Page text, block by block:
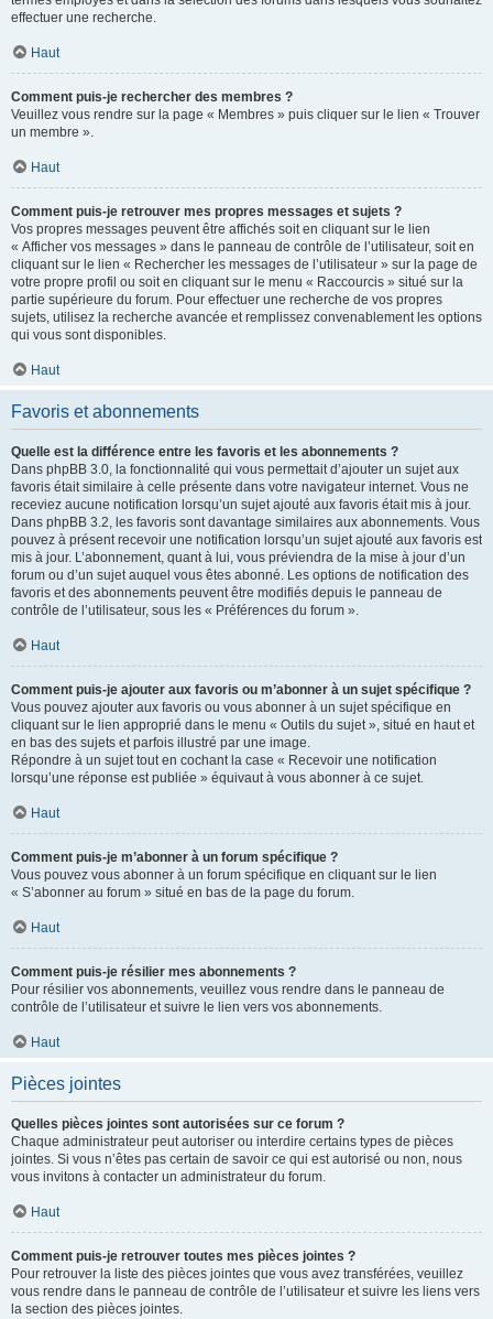
effectuer une recherche.
Haut
Comment puis-je rechercher des membres ?
Veuillez vous rendre sur la page « Membres » puis cliquer sur le lien « Trouver
un membre ».
Haut
Comment puis-je retrouver mes propres messages et sujets ?
Vos propres messages peuvent être affichés soit en cliquant sur le lien
« Afficher vos messages » dans le panneau de contrôle de l’utilisateur, soit en
cliquant sur le lien « Rechercher les messages de l’utilisateur » sur la page de
votre propre profil ou soit en cliquant sur le menu « Raccourcis » situé sur la
partie supérieure du forum. Pour effectuer une recherche de vos propres
sujets, utilisez la recherche avancée et remplissez convenablement les options
qui vous sont disponibles.
Haut
Favoris et abonnements
Quelle est la différence entre les favoris et les abonnements ?
Dans phpBB 3.0, la fonctionnalité qui vous permettait d’ajouter un sujet aux
favoris était similaire à celle présente dans votre navigateur internet. Vous ne
receviez aucune notification lorsqu’un sujet ajouté aux favoris était mis à jour.
Dans phpBB 3.2, les favoris sont davantage similaires aux abonnements. Vous
pouvez à présent recevoir une notification lorsqu’un sujet ajouté aux favoris est
mis à jour. L’abonnement, quant à lui, vous préviendra de la mise à jour d’un
forum ou d’un sujet auquel vous êtes abonné. Les options de notification des
favoris et des abonnements peuvent être modifiés depuis le panneau de
contrôle de l’utilisateur, sous les « Préférences du forum ».
Haut
Comment puis-je ajouter aux favoris ou m’abonner à un sujet spécifique ?
Vous pouvez ajouter aux favoris ou vous abonner à un sujet spécifique en
cliquant sur le lien approprié dans le menu « Outils du sujet », situé en haut et
en bas des sujets et parfois illustré par une image.
Répondre à un sujet tout en cochant la case « Recevoir une notification
lorsqu’une réponse est publiée » équivaut à vous abonner à ce sujet.
Haut
Comment puis-je m’abonner à un forum spécifique ?
Vous pouvez vous abonner à un forum spécifique en cliquant sur le lien
« S’abonner au forum » situé en bas de la page du forum.
Haut
Comment puis-je résilier mes abonnements ?
Pour résilier vos abonnements, veuillez vous rendre dans le panneau de
contrôle de l’utilisateur et suivre le lien vers vos abonnements.
Haut
Pièces jointes
Quelles pièces jointes sont autorisées sur ce forum ?
Chaque administrateur peut autoriser ou interdire certains types de pièces
jointes. Si vous n’êtes pas certain de savoir ce qui est autorisé ou non, nous
vous invitons à contacter un administrateur du forum.
Haut
Comment puis-je retrouver toutes mes pièces jointes ?
Pour retrouver la liste des pièces jointes que vous avez transférées, veuillez
vous rendre dans le panneau de contrôle de l’utilisateur et suivre les liens vers
la section des pièces jointes.